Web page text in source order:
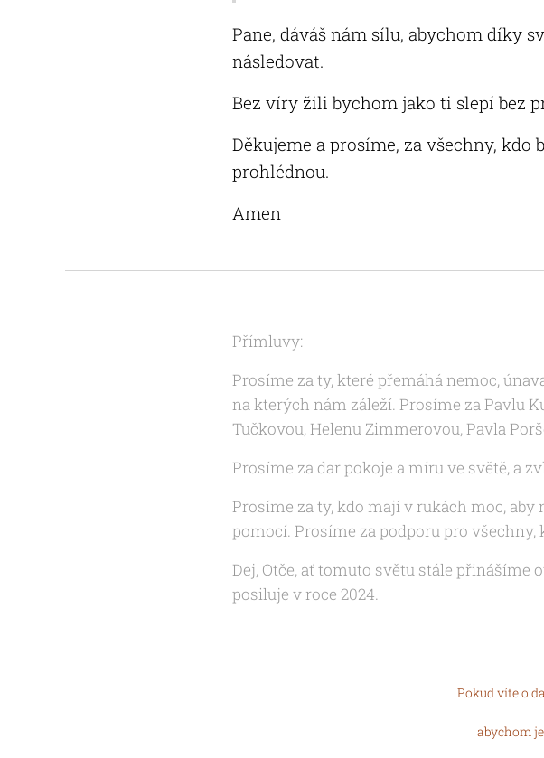
Pane, dáváš nám sílu, abychom díky
následovat.
Bez víry žili bychom jako ti slepí bez
Děkujeme a prosíme, za všechny,
prohlédnou.
Amen
Přímluvy:
Prosíme za ty, které přemáhá nemoc,
na kterých nám záleží. Prosíme zaPavlu
Tučkovou, Helenu Zimmerovou, Pavla
Prosíme za dar pokoje a míru ve světě, a
Prosíme za ty, kdo mají v rukách moc,
pomocí. Prosíme za podporu pro
Dej, Otče, ať tomuto světu stále přinášíme
posiluje v roce 2024.
Pokud víte o
abychom